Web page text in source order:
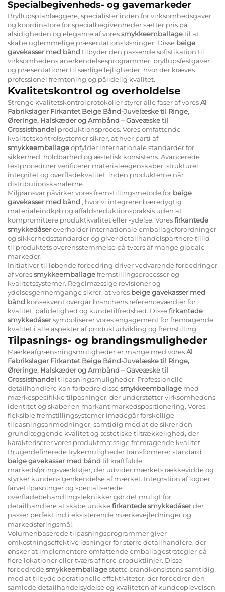
Specialbegivenheds- og gavemarkeder
Bryllupsplanlæggere, specialister inden for virksomhedsgaver
og koordinatore for specialbegivenheder sætter pris på
alsidigheden og elegance af voressmykkeemballagetil at
skabe uglemmelige præsentationsløsninger. Disse beige
gavekasser med bånd tilbyder den passende sofistikation til
virksomhedens anerkendelsesprogrammer, bryllupsfestgaver
og præsentationer til særlige lejligheder, hvor der kræves
professionel fremtoning og pålidelig kvalitet.
Kvalitetskontrol og overholdelse
Strenge kvalitetskontrolprotokoller styrer alle faser af voresA1
Fabrikslager Firkantet Beige Bånd-Juvelæske til Ringe,
Øreringe, Halskæder og Armbånd – Gaveæske til
Grossisthandel produktionsproces. Vores omfattende
kvalitetskontrolsystemer sikrer, at hver parti af
smykkeemballageopfylder internationale standarder for
sikkerhed, holdbarhed og æstetisk konsistens. Avancerede
testprocedurer verificerer materialeegenskaber, strukturel
integritet og overfladekvalitet, inden produkterne når
distributionskanalerne.
Miljøansvar påvirker vores fremstillingsmetode for beige
gavekasser med bånd , hvor vi integrerer bæredygtig
materialeindkøb og affaldsreduktionspraksis uden at
kompromittere produktkvalitet eller -ydelse. Voresfirkantede
smykkedåseroverholder internationale emballageforordninger
og sikkerhedsstandarder og giver detailhandelspartnere tillid
til produktets overensstemmelse på tværs af mange globale
markeder.
Initiativer til løbende forbedring driver vedvarende forbedringer
af voressmykkeemballagefremstillingsprocesser og
kvalitetssystemer. Regelmæssige revisioner og
ydelsesgennemgange sikrer, at vores beige gavekasser med
bånd konsekvent overgår branchens referenceværdier for
kvalitet, pålidelighed og kundetilfredshed. Dissefirkantede
smykkedåsersymboliserer vores engagement for fremragende
kvalitet i alle aspekter af produktudvikling og fremstilling.
Tilpasnings- og brandingsmuligheder
Mærkeafgrænsningsmuligheder er mange med voresA1
Fabrikslager Firkantet Beige Bånd-Juvelæske til Ringe,
Øreringe, Halskæder og Armbånd – Gaveæske til
Grossisthandel tilpasningsmuligheder. Professionelle
detailhandlere kan forbedre dissesmykkeemballage med
mærkespecifikke tilpasninger, der understøtter virksomhedens
identitet og skaber en markant markedspositionering. Vores
fleksible fremstillingsystemer imødegår forskellige
tilpasningsanmodninger, samtidig med at de sikrer den
grundlæggende kvalitet og æstetiske tiltrækkelighed, der
karakteriserer vores produktmæssige fremragende kvalitet.
Brugerdefinerede trykemuligheder transformerer standard
beige gavekasser med bånd til kraftfulde
markedsføringsværktøjer, der udvider mærkets rækkevidde og
styrker kundens genkendelse af mærket. Integration af logoer,
farvetilpasninger og specialiserede
overfladebehandlingsteknikker gør det muligt for
detailhandlere at skabe unikkefirkantede smykkedåserder
passer perfekt ind i eksisterende mærkevejledninger og
markedsføringsmål.
Volumenbaserede tilpasningsprogrammer giver
omkostningseffektive løsninger for større detailhandlere, der
ønsker at implementere omfattende emballagestrategier på
flere lokationer eller tværs af flere produktlinjer. Disse
forbedredesmykkeemballagestøtte brandkonsistens samtidig
med at tilbyde operationelle effektiviteter, der forbedrer den
samlede detailhandelsydelse og kvaliteten af kundeoplevelsen.